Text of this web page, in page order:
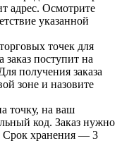
адрес. Осмотрите
указанной
точек для
заказ поступит на
получения заказа
зоне и назовите
точку, на ваш
код. Заказ нужно
Срок хранения — 3